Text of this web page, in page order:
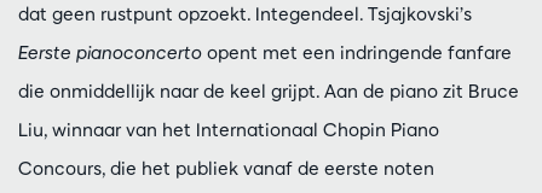
dat geen rustpunt opzoekt. Integendeel. Tsjajkovski’s
Eerste pianoconcerto opent met een indringende fanfare
die onmiddellijk naar de keel grijpt. Aan de piano zit Bruce
Liu, winnaar van het Internationaal Chopin Piano
Concours, die het publiek vanaf de eerste noten